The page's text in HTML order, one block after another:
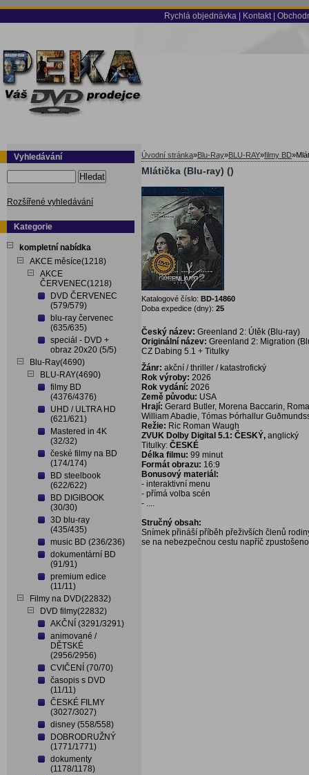
Rychlá objednávka Kontakt
Vyhledávání
Hledat
Rozšířené vyhledávání
Kategorie
kompletní nabídka
AKCE měsíce(1218)
AKCE
ČERVENEC(1218)
DVD ČERVENEC
(579/579)
blu-ray červenec
(635/635)
speciál - DVD +
obraz 20x20 (5/5)
Blu-Ray(4690)
BLU-RAY(4690)
filmy BD
(4376/4376)
UHD / ULTRA HD
(621/621)
Mastered in 4K
(32/32)
české filmy na BD
(174/174)
BD steelbook
(622/622)
BD DIGIBOOK
(30/30)
3D blu-ray
(435/435)
music BD (236/236)
dokumentární BD
(91/91)
premium edice
(11/11)
Filmy na DVD(22832)
DVD filmy(22832)
AKČNÍ (3291/3291)
animované /
DĚTSKÉ
(2956/2956)
CVIČENÍ (70/70)
časopis s DVD
(11/11)
ČESKÉ FILMY
(3027/3027)
disney (558/558)
DOBRODRUŽNÝ
(1771/1771)
dokumenty
(1178/1178)
Úvodní stránka»Blu-Ray»BLU-RAY»filmy BD»
Mlátička (Blu-ray) ()
Katalogové číslo: BD-14860
Doba expedice (dny): 25
Český název: Greenland 2: Útěk (Blu-ray)
Originální název: Greenland 2: Migration
CZ Dabing 5.1 + Titulky
Žánr: akční / thriller / katastrofický
Rok výroby: 2026
Rok vydání: 2026
Země původu: USA
Hrají: Gerard Butler, Morena Baccarin,
William Abadie, Tómas Þórhallur
Režie: Ric Roman Waugh
ZVUK Dolby Digital 5.1: ČESKÝ, anglický
Titulky: ČESKÉ
Délka filmu: 99 minut
Formát obrazu: 16:9
Bonusový materiál:
- interaktivní menu
- přímá volba scén
- ....
Stručný obsah:
Snímek přináší příběh přeživších členů
se na nebezpečnou cestu napříč